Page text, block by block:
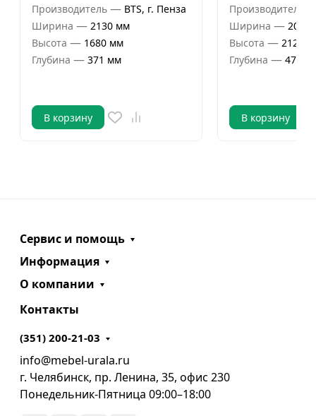
Производитель — BTS, г. Пенза
Ширина — 2130 мм
Высота — 1680 мм
Глубина — 371 мм
В корзину
Производитель
Ширина — 2000
Высота — 2120
Глубина — 470
В корзину
Сервис и помощь
Информация
О компании
Контакты
(351) 200-21-03
info@mebel-urala.ru
г. Челябинск, пр. Ленина, 35, офис 230
Понедельник-Пятница 09:00–18:00